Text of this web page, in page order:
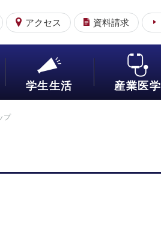
アクセス 資料請求
学生生活 産業医学
プ